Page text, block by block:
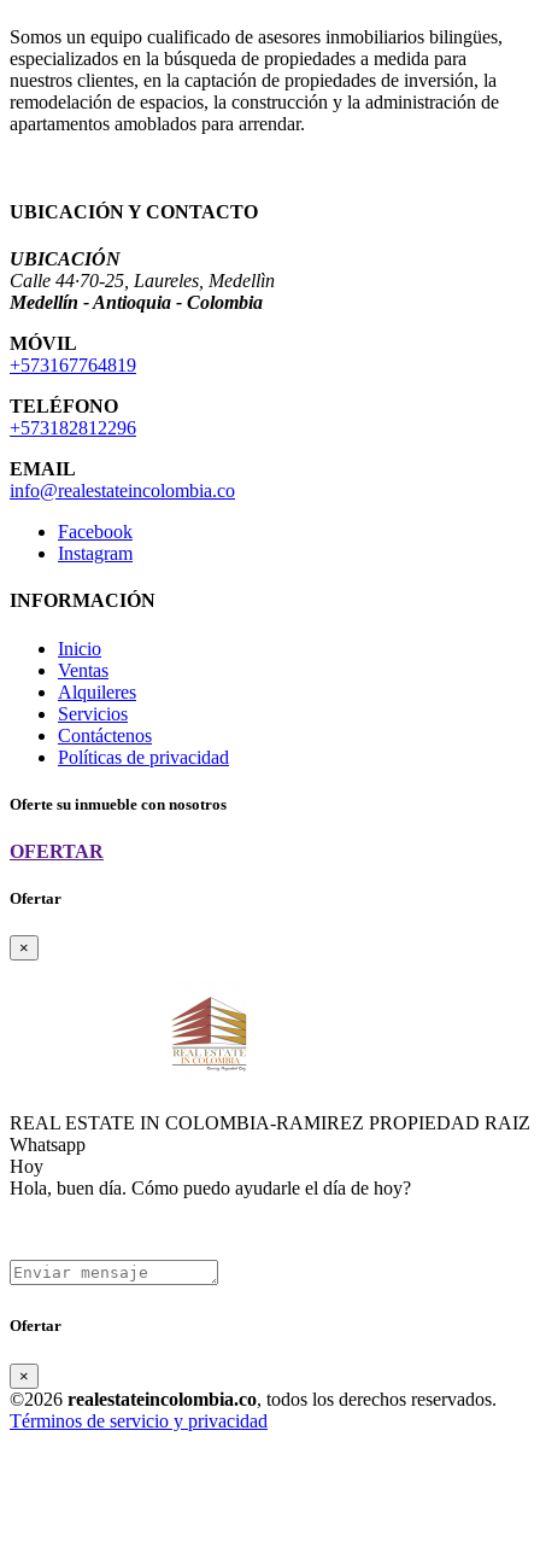
Somos un equipo cualificado de asesores inmobiliarios bilingües,
especializados en la búsqueda de propiedades a medida para
nuestros clientes, en la captación de propiedades de inversión, la
remodelación de espacios, la construcción y la administración de
apartamentos amoblados para arrendar.
UBICACIÓN Y CONTACTO
UBICACIÓN
Calle 44·70-25, Laureles, Medellìn
Medellín - Antioquia - Colombia
MÓVIL
+573167764819
TELÉFONO
+573182812296
EMAIL
info@realestateincolombia.co
Facebook
Instagram
INFORMACIÓN
Inicio
Ventas
Alquileres
Servicios
Contáctenos
Políticas de privacidad
Oferte su inmueble con nosotros
OFERTAR
Ofertar
×
REAL ESTATE IN COLOMBIA-RAMIREZ PROPIEDAD RAIZ
Whatsapp
Hoy
Hola, buen día. Cómo puedo ayudarle el día de hoy?
Ofertar
×
©2026 realestateincolombia.co, todos los derechos reservados.
Términos de servicio y privacidad